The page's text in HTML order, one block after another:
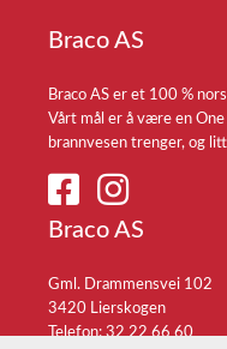
Braco AS
Braco AS er et 100 %
Vårt mål er å være en
brannvesen trenger, og
Braco AS
Gml. Drammensvei 102
3420 Lierskogen
Telefon: 32 22 66 60